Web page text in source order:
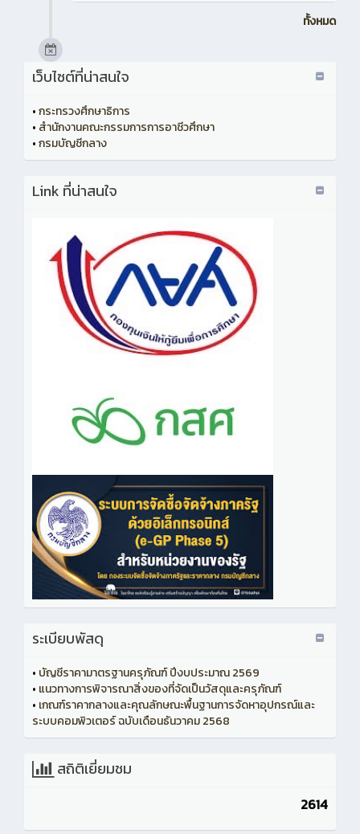
ทั้งหมด
เว็บไซต์ที่น่าสนใจ
•กระทรวงศึกษาธิการ
• สำนักงานคณะกรรมการการอาชีวศึกษา
•กรมบัญชีกลาง
Link ที่น่าสนใจ
ระเบียบพัสดุ
• บัญชีราคามาตรฐานครุภัณฑ์ ปีงบประมาณ 2569
• แนวทางการพิจารณาสิ่งของที่จัดเป็นวัสดุและครุภัณฑ์
• เกณฑ์ราคากลางและคุณลักษณะพื้นฐานการจัดหาอุปกรณ์และ
ระบบคอมพิวเตอร์ ฉบับเดือนธันวาคม 2568
สถิติเยี่ยมชม
2614